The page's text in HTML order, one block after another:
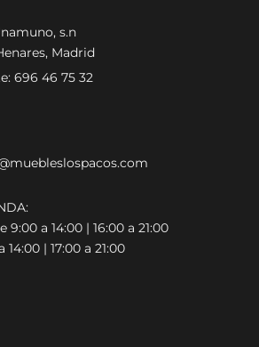
s.n
Madrid
696 46 75 32
9:00 a 14:00 | 16:00 a 21:00
| 17:00 a 21:00